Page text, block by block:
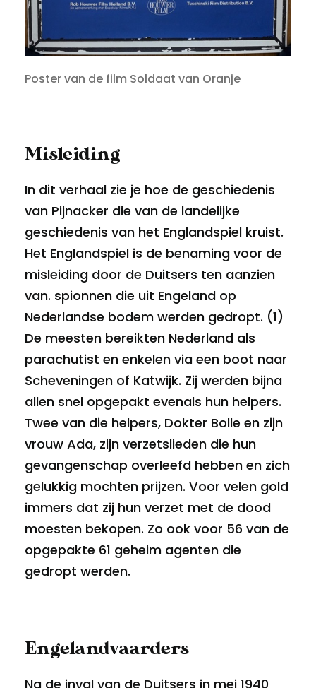
Poster van de film Soldaat van Oranje
Misleiding
In dit verhaal zie je hoe de geschiedenis
van Pijnacker die van de landelijke
geschiedenis van het Englandspiel kruist.
Het Englandspiel is de benaming voor de
misleiding door de Duitsers ten aanzien
van. spionnen die uit Engeland op
Nederlandse bodem werden gedropt. (1)
De meesten bereikten Nederland als
parachutist en enkelen via een boot naar
Scheveningen of Katwijk. Zij werden bijna
allen snel opgepakt evenals hun helpers.
Twee van die helpers, Dokter Bolle en zijn
vrouw Ada, zijn verzetslieden die hun
gevangenschap overleefd hebben en zich
gelukkig mochten prijzen. Voor velen gold
immers dat zij hun verzet met de dood
moesten bekopen. Zo ook voor 56 van de
opgepakte 61 geheim agenten die
gedropt werden.
Engelandvaarders
Na de inval van de Duitsers in mei 1940